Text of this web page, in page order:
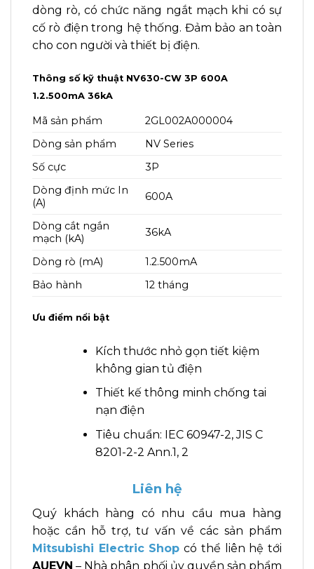
dòng rò, có chức năng ngắt mạch khi có sự
cố rò điện trong hệ thống. Đảm bảo an toàn
cho con người và thiết bị điện.
Thông số kỹ thuật NV630-CW 3P 600A
1.2.500mA 36kA
Mã sản phẩm
2GL002A000004
Dòng sản phẩm
NV Series
Số cực
3P
Dòng định mức In
(A)
600A
Dòng cắt ngắn
mạch (kA)
36kA
Dòng rò (mA)
1.2.500mA
Bảo hành
12 tháng
Ưu điểm nổi bật
Kích thước nhỏ gọn tiết kiệm
không gian tủ điện
Thiết kế thông minh chống tai
nạn điện
Tiêu chuẩn: IEC 60947-2, JIS C
8201-2-2 Ann.1, 2
Liên hệ
Quý khách hàng có nhu cầu mua hàng
hoặc cần hỗ trợ, tư vấn về các sản phẩm
Mitsubishi Electric Shop có thể liên hệ tới
AUEVN – Nhà phân phối ủy quyền sản phẩm